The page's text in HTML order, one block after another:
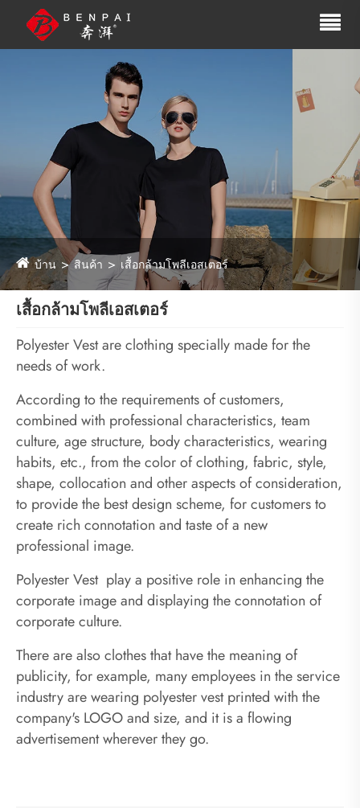
บ้าน สินค้า เสื้อกล้ามโพลีเอสเตอร์
เสื้อกล้ามโพลีเอสเตอร์
Polyester Vest are clothing specially made for the
needs of work.
According to the requirements of customers,
combined with professional characteristics, team
culture, age structure, body characteristics, wearing
habits, etc., from the color of clothing, fabric, style,
shape, collocation and other aspects of consideration,
to provide the best design scheme, for customers to
create rich connotation and taste of a new
professional image.
Polyester Vest play a positive role in enhancing the
corporate image and displaying the connotation of
corporate culture.
There are also clothes that have the meaning of
publicity, for example, many employees in the service
industry are wearing polyester vest printed with the
company's LOGO and size, and it is a flowing
advertisement wherever they go.